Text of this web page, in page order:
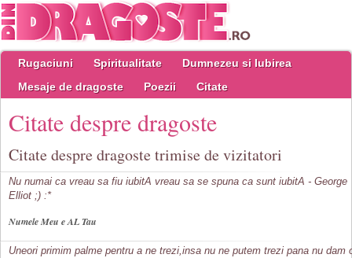
Rugaciuni Spiritualitate
Dumnezeu si Iubirea
Mesaje de dragoste
Poezii Citate
Citate despre dragoste
Citate despre dragoste trimise de vizitatori
Nu numai ca vreau sa fiu iubitA vreau sa se spuna ca sunt iubitA - George
Elliot ;) :*
Numele Meu e AL Tau
Uneori primim palme pentru a ne trezi,insa nu ne putem trezi pana nu dam